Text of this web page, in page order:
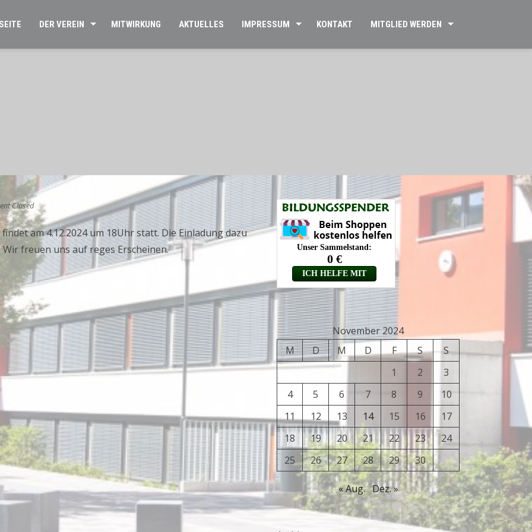
DER VEREIN MITWIRKUNG AKTUELLES IMPRESSUM KONTAKT MITGLIED WERDEN
Closed
am 4.12.2024 um 18Uhr statt. Die Einladung dazu
freuen uns auf reges Erscheinen.
November 2024
M
D M D F S
S
1
2
3
4
5 6 7 8 9
10
11
12 13 14 15 16
17
18
19 20 21 22 23
24
25
26 27 28 29 30
« Aug. Dez. »